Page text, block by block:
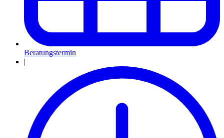
Beratungstermin
|